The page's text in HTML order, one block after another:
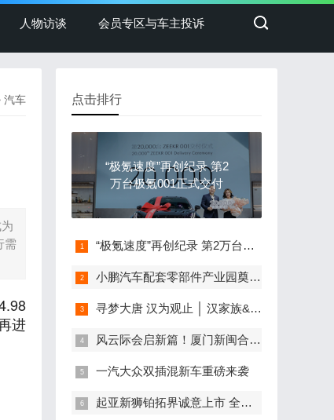
人物访谈 会员专区与车主投诉
汽车
需
进
点击排行
“极氪速度”再创纪录 第2
万台极氪001正式交付
“极氪速度”再创纪录 第2万台极氪001正式交付
小鹏汽车配套零部件产业园奠基，打造世界级新能源智能汽车集群
寻梦大唐 汉为观止 │ 汉家族&2022款唐EV新车上市发布会，敬请期待！
风云际会启新篇！厦门新闽合奇瑞风云体验中心盛大开业
一汽大众双插混新车重磅来袭
起亚新狮铂拓界诚意上市 全国统一“焕新一口价”10.99万元起